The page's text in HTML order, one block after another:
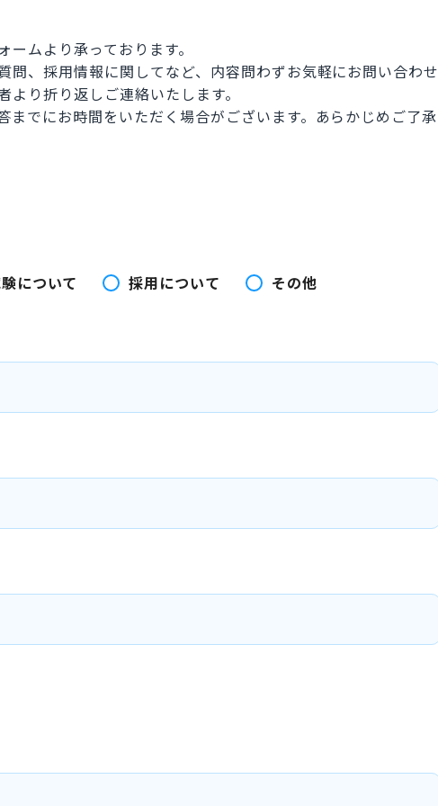
ムより承っております。
問、採用情報に関してなど、内容問わずお気軽にお問い合わせ
り折り返しご連絡いたします。
でにお時間をいただく場合がございます。あらかじめご了承
について 採用について その他